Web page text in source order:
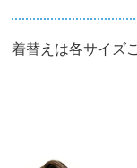
着替えは各サイズ